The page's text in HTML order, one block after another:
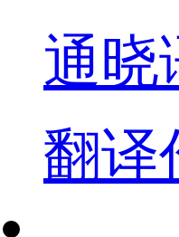
通晓
翻译